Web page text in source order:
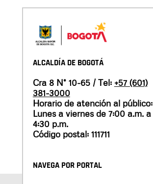
ALCALDÍA DE BOGOTÁ
Cra 8 N° 10-65 / Tel: +57 (601)
381-3000
Horario de atención al público:
Lunes a viernes de 7:00 a.m. a
4:30 p.m.
Código postal: 111711
NAVEGA POR PORTAL